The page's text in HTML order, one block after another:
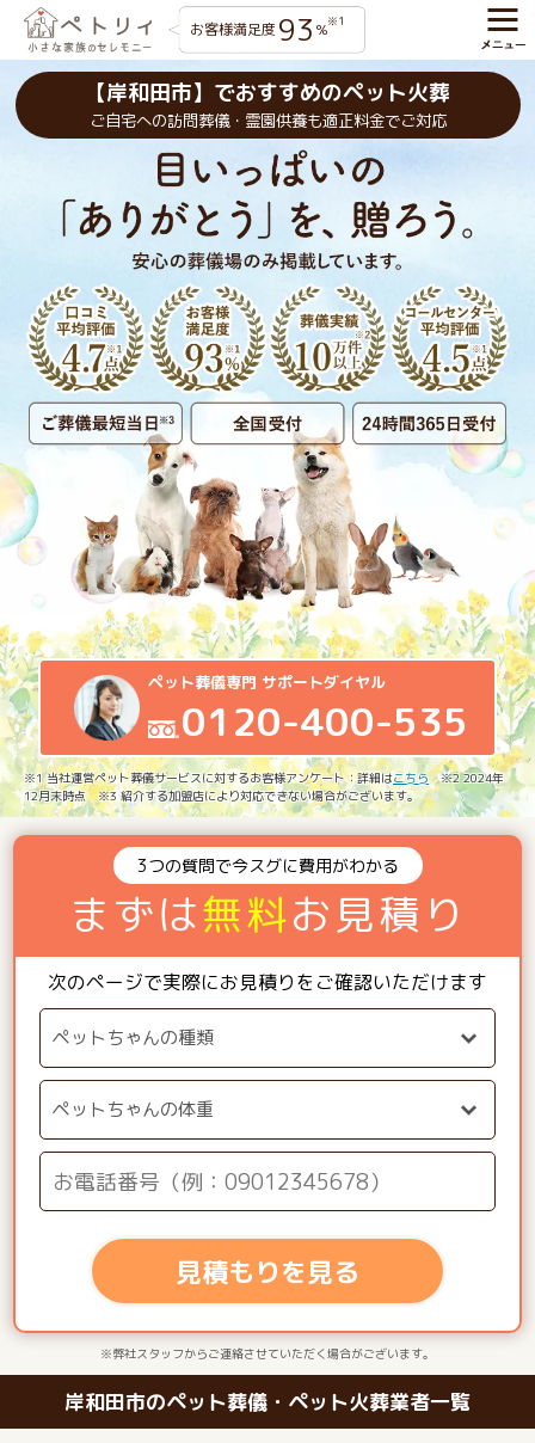
お客様満足度 93 %※1
【岸和田市】でおすすめのペット火葬
ご自宅への訪問葬儀・霊園供養も適正料金でご対応
ペット葬儀専門 サポートダイヤル
0120-400-535
※1 当社運営ペット葬儀サービスに対するお客様アンケート：詳細はこちら ※2 2024年
12月末時点 ※3 紹介する加盟店により対応できない場合がございます。
3つの質問で今スグに費用がわかる
まずは無料お見積り
次のページで実際にお見積りをご確認いただけます
見積もりを見る
※弊社スタッフからご連絡させていただく場合がございます。
岸和田市のペット葬儀・ペット火葬業者一覧